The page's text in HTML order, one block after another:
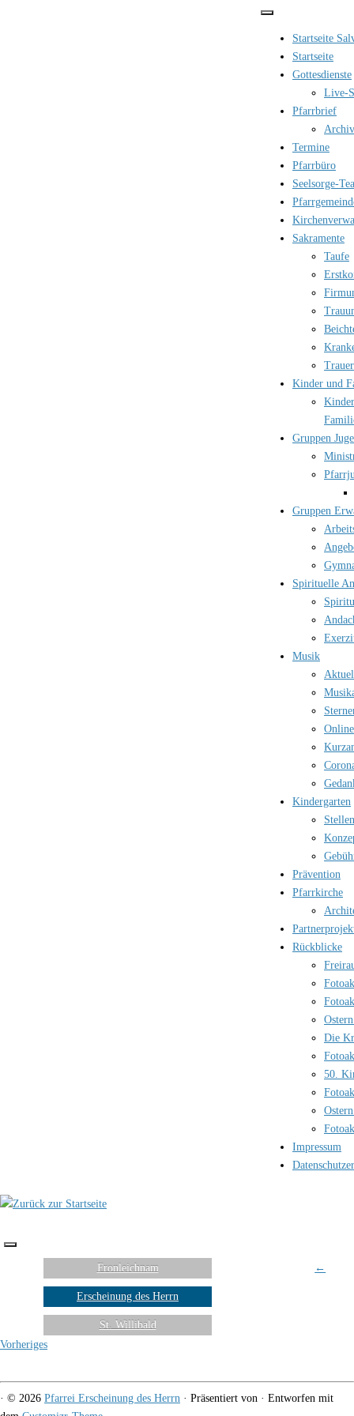
Startseite
Startseite
Gottesdienste
Live-
Pfarrbrief
Termine
Pfarrbüro
Seelsorge-
Sakramente
Taufe
Kinder und
Gruppen
Gruppen
Spirituelle
Musik
Kindergarten
Prävention
Pfarrkirche
Rückblicke
Die
50.
Impressum
Fronleichnam
Erscheinung des Herrn
St. Willibald
←
Vorheriges
· © 2026 Pfarrei Erscheinung des Herrn · Präsentiert von · Entworfen mit